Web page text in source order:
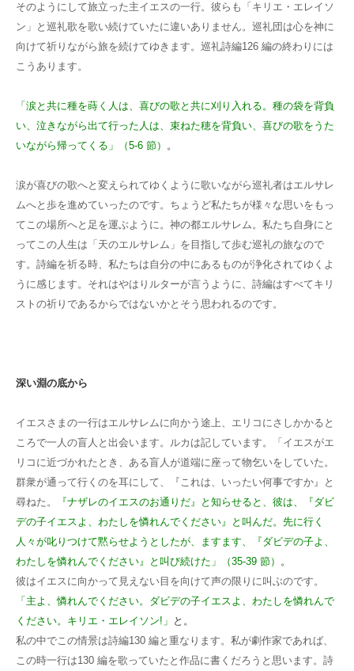
そのようにして旅立った主イエスの一行。 彼らも「キリエ・エレイソ
ン」と巡礼歌を歌い続けていたに違いありません。巡礼団は心を神に
向けて祈りながら旅を続けてゆきま す。巡礼詩編126 編の終わりには
こうありま す。
「涙と共に種を蒔く人は、喜びの歌と共に刈り入れる。種の袋を背負
い、泣きながら出て行った人は、束ねた穂を背負い、喜びの歌をうた
いながら帰ってくる」（5-6 節） 。
涙が喜びの歌へと変えられてゆくように歌いながら巡礼者はエルサレ
ムへと歩を進めていったのです。ちょうど私たちが様々な思いをもっ
てこの場所へと足を運ぶように。神の都エルサレム。私たち自身にと
ってこの人生は「天のエルサレム」を目指して歩む巡礼の旅なので
す。詩編を祈る時、私たちは自分の中にあるものが浄化されてゆくよ
うに感じます。それはやはりルターが言うように、詩編はすべてキリ
ストの祈りであるからではないかとそう思われるのです。
深い淵の底から
イエスさまの一行はエルサレムに向かう途上、エリコにさしかかると
ころで一人の盲人と出会います。ルカは記しています。「イエスがエ
リコに近づかれたとき、ある盲人が道端に座って物乞いをしていた。
群衆が通って行くのを耳にして、『これは、いったい何事ですか』と
尋ねた。
『ナザレのイエスのお通りだ』と知らせると、彼は、『ダビ
デの子イエスよ、わたしを憐れんでください』と叫んだ。先に行く
人々が叱りつけて黙らせようとしたが、ますます、『ダビデの子よ、
わたしを憐れんでください』と叫び続けた」（35-39 節） 。
彼はイエスに向かって見えない目を向けて声の限りに叫ぶのです。
「主よ、憐れんでください。ダビデの子イエスよ、わたしを憐れんで
ください。キリエ・エレイソン!」 と。
私の中でこの情景は詩編130 編と重なります。私が劇作家であれば、
この時一行は130 編を歌っていたと作品に書くだろうと思います。詩